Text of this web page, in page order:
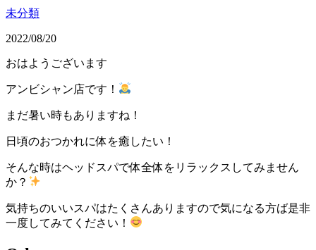
未分類
2022/08/20
おはようございます
アンビシャン店です！
まだ暑い時もありますね！
日頃のおつかれに体を癒したい！
そんな時はヘッドスパで体全体をリラックスしてみません
か？
気持ちのいいスパはたくさんありますので気になる方ば是非
一度してみてください！